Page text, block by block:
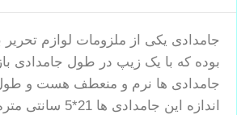
جامدادی یکی از ملزومات لوازم
بوده که با یک زیپ در طول جامدادی
جامدادی ها نرم و منعطف هست و
اندازه این جامدادی ها 21*5 سانتی متره